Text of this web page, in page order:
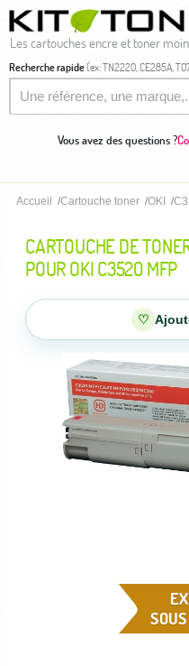
Les cartouches encre et toner
Recherche rapide(ex: TN2220, CE285A,
Vous avez des questions ?
Accueil Cartouche toner OKI
CARTOUCHE DE
POUR OKI C3520 MFP
♡